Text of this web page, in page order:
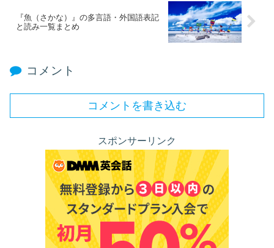
『魚（さかな）』の多言語・外国語表記
と読み一覧まとめ
コメント
コメントを書き込む
スポンサーリンク